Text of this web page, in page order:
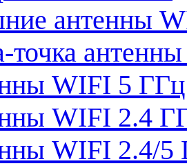
антенны
точка
WIFI 5 ГГц
WIFI 2.4
WIFI 2.4/5